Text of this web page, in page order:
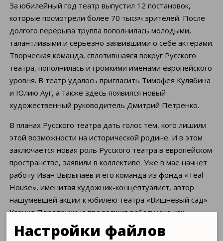
За юбилейный год театр выпустил 12 постановок,
которые посмотрели более 70 тысяч зрителей. После
долгого перерыва труппа пополнилась молодыми,
талантливыми и серьезно заявившими о себе актерами.
Творческая команда, сплотившаяся вокруг Русского
театра, пополнилась и громкими именами европейского
уровня. В театр удалось пригласить Тимофея Кулябина
и Юлию Ауг, а также здесь появился новый
художественный руководитель Дмитрий Петренко.
В планах Русского театра дать голос тем, кого лишили
этой возможности на исторической родине. И в этом
заключается новая роль Русского театра в европейском
пространстве, заявили в коллективе. Уже в мае начнет
работу Иван Вырыпаев и его команда из фонда «Teal
House», именитая художник-концептуалист, автор
нашумевшей акции к юбилею театра «Вишневый сад»
Ксения Перетрухина продолжит работу уже как
сценограф в постановке Семена Александровского по
рассказу Юлия Даниэля, известный драматург Ася
Настройки файлов